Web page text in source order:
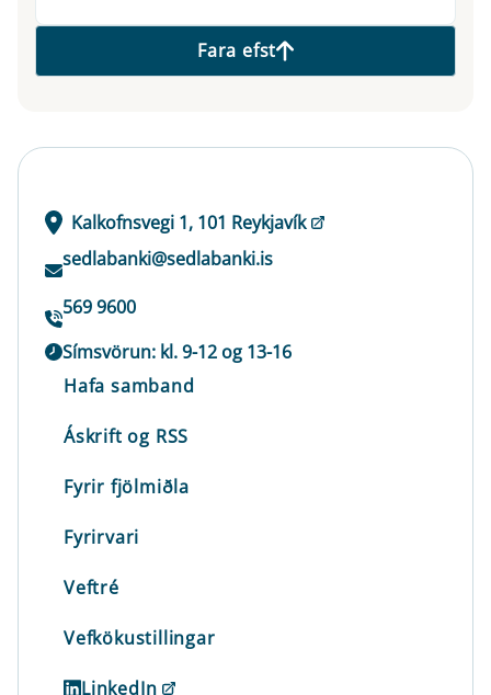
Fara efst
Kalkofnsvegi 1, 101 Reykjavík
sedlabanki@sedlabanki.is
569 9600
Símsvörun: kl. 9-12 og 13-16
Hafa samband
Áskrift og RSS
Fyrir fjölmiðla
Fyrirvari
Veftré
Vefkökustillingar
LinkedIn